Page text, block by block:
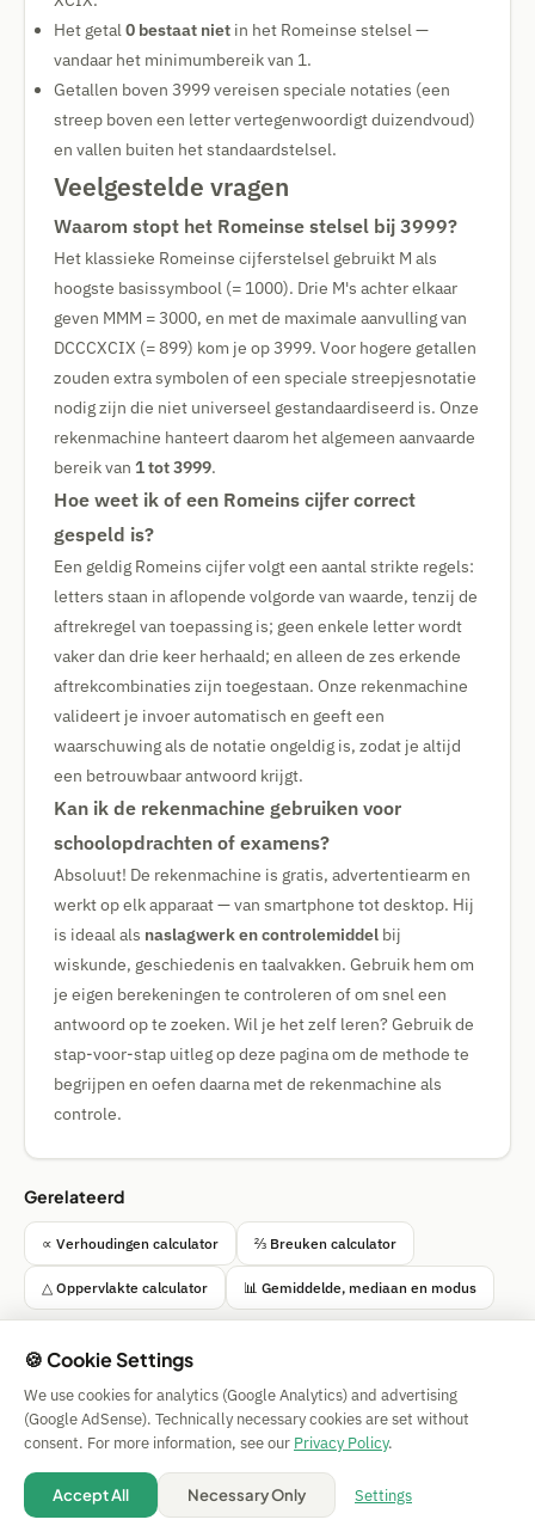
Het getal0 bestaat niet in het Romeinse stelsel —
vandaar het minimumbereik van 1.
Getallen boven 3999 vereisen speciale notaties (een
streep boven een letter vertegenwoordigt duizendvoud)
en vallen buiten het standaardstelsel.
Veelgestelde vragen
Waarom stopt het Romeinse stelsel bij 3999?
Het klassieke Romeinse cijferstelsel gebruikt M als
hoogste basissymbool (= 1000). Drie M's achter elkaar
geven MMM = 3000, en met de maximale aanvulling van
DCCCXCIX (= 899) kom je op 3999. Voor hogere getallen
zouden extra symbolen of een speciale streepjesnotatie
nodig zijn die niet universeel gestandaardiseerd is. Onze
rekenmachine hanteert daarom het algemeen aanvaarde
bereik van 1 tot 3999.
Hoe weet ik of een Romeins cijfer correct
gespeld is?
Een geldig Romeins cijfer volgt een aantal strikte regels:
letters staan in aflopende volgorde van waarde, tenzij de
aftrekregel van toepassing is; geen enkele letter wordt
vaker dan drie keer herhaald; en alleen de zes erkende
aftrekcombinaties zijn toegestaan. Onze rekenmachine
valideert je invoer automatisch en geeft een
waarschuwing als de notatie ongeldig is, zodat je altijd
een betrouwbaar antwoord krijgt.
Kan ik de rekenmachine gebruiken voor
schoolopdrachten of examens?
Absoluut! De rekenmachine is gratis, advertentiearm en
werkt op elk apparaat — van smartphone tot desktop. Hij
is ideaal als naslagwerk en controlemiddel bij
wiskunde, geschiedenis en taalvakken. Gebruik hem om
je eigen berekeningen te controleren of om snel een
antwoord op te zoeken. Wil je het zelf leren? Gebruik de
stap-voor-stap uitleg op deze pagina om de methode te
begrijpen en oefen daarna met de rekenmachine als
controle.
Gerelateerd
∝ Verhoudingen calculator ⅔ Breuken calculator
△ Oppervlakte calculator 📊 Gemiddelde, mediaan en modus
Simple Calculator
Impressum
| Privacy | Terms |
🍪 Cookies
💡 Suggest a calculator
🍪 Cookie Settings
We use cookies for analytics (Google Analytics) and advertising
(Google AdSense). Technically necessary cookies are set without
consent. For more information, see our Privacy Policy.
Accept All Necessary Only Settings